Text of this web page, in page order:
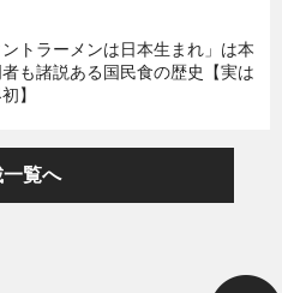
ントラーメンは日本生まれ」は本
も諸説ある国民食の歴史【実は
】
覧へ